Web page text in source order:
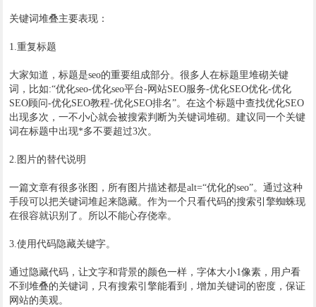
关键词堆叠主要表现：
1.重复标题
大家知道，标题是seo的重要组成部分。很多人在标题里堆砌关键
词，比如:“优化seo-优化seo平台-网站SEO服务-优化SEO优化-优化
SEO顾问-优化SEO教程-优化SEO排名”。在这个标题中查找优化SEO
出现多次，一不小心就会被搜索判断为关键词堆砌。建议同一个关键
词在标题中出现*多不要超过3次。
2.图片的替代说明
一篇文章有很多张图，所有图片描述都是alt=“优化的seo”。通过这种
手段可以把关键词堆起来隐藏。作为一个只看代码的搜索引擎蜘蛛现
在很容就识别了。所以不能心存侥幸。
3.使用代码隐藏关键字。
通过隐藏代码，让文字和背景的颜色一样，字体大小1像素，用户看
不到堆叠的关键词，只有搜索引擎能看到，增加关键词的密度，保证
网站的美观。